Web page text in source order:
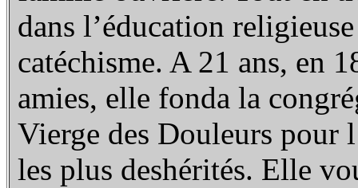
dans l’éducation
catéchisme. A 21 ans, en
amies, elle fonda la
Vierge des Douleurs pour
les plus deshérités. Elle